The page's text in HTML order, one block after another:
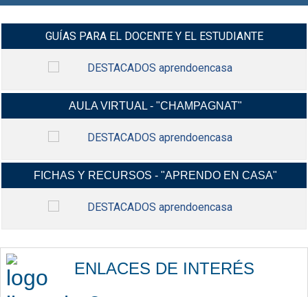
GUÍAS PARA EL DOCENTE Y EL ESTUDIANTE
INGRESAR
MANUALES Y VIDEO-TUTORIALES G-
AULA VIRTUAL - "CHAMPAGNAT"
INGRESAR
INGRESA A TU AULA VIRTUAL,
INSTITUCIONAL.
FICHAS Y RECURSOS - "APRENDO EN CASA"
INGRESAR
RECURSOS EDUCATIVOS,
ACTIVIDADES Y MÁS...
ENLACES DE INTERÉS